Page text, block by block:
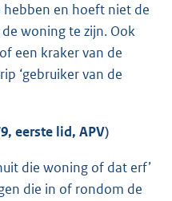
en hoeft niet de
woning te zijn. Ook
een kraker van de
‘gebruiker van de
eerste lid, APV)
die woning of dat erf’
die in of rondom de